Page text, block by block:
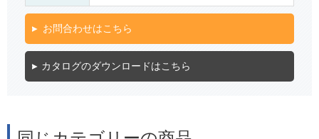
お問合わせはこちら
カタログのダウンロードはこちら